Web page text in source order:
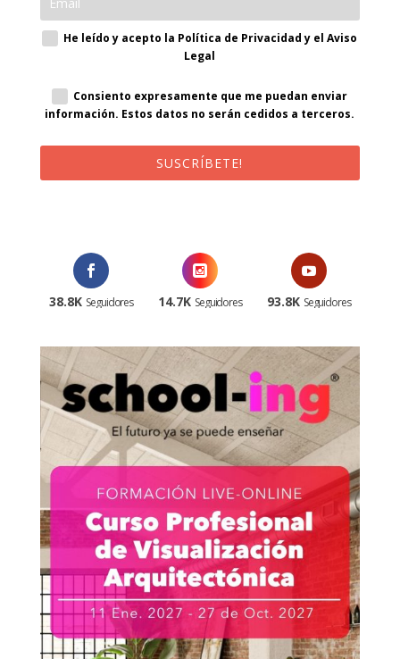
He leído y acepto la Política de Privacidad y el Aviso
Legal
Consiento expresamente que me puedan enviar
información. Estos datos no serán cedidos a terceros.
SUSCRÍBETE!
38.8K Seguidores 14.7K Seguidores 93.8K Seguidores